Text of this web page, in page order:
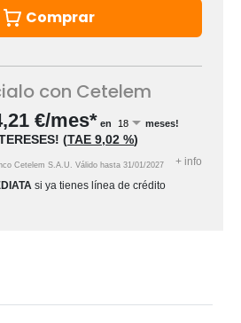
Comprar
con Cetelem
€/mes* en meses!
(TAE 9,02 %)
Cetelem S.A.U. Válido hasta 31/01/2027 + info
si ya tienes línea de crédito